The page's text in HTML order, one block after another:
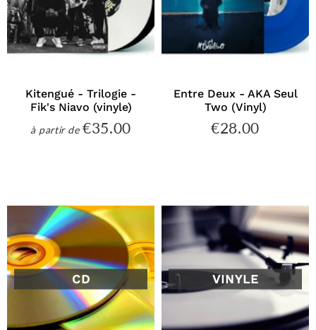
Kitengué - Trilogie -
Fik's Niavo (vinyle)
à partir dePrix
€35.00
Entre Deux - AKA Seul
Two (Vinyl)
Prix
€28.00
CD VINYLE